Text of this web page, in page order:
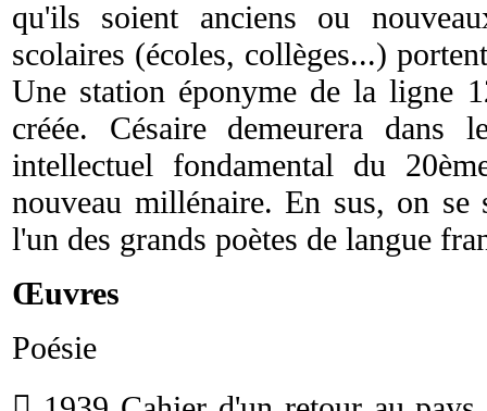
qu'ils soient anciens ou
scolaires (écoles, collèges...)
Une station éponyme de la ligne
créée. Césaire demeurera dans
intellectuel fondamental du
nouveau millénaire. En sus, on se
l'un des grands poètes de langue
Œuvres
Poésie